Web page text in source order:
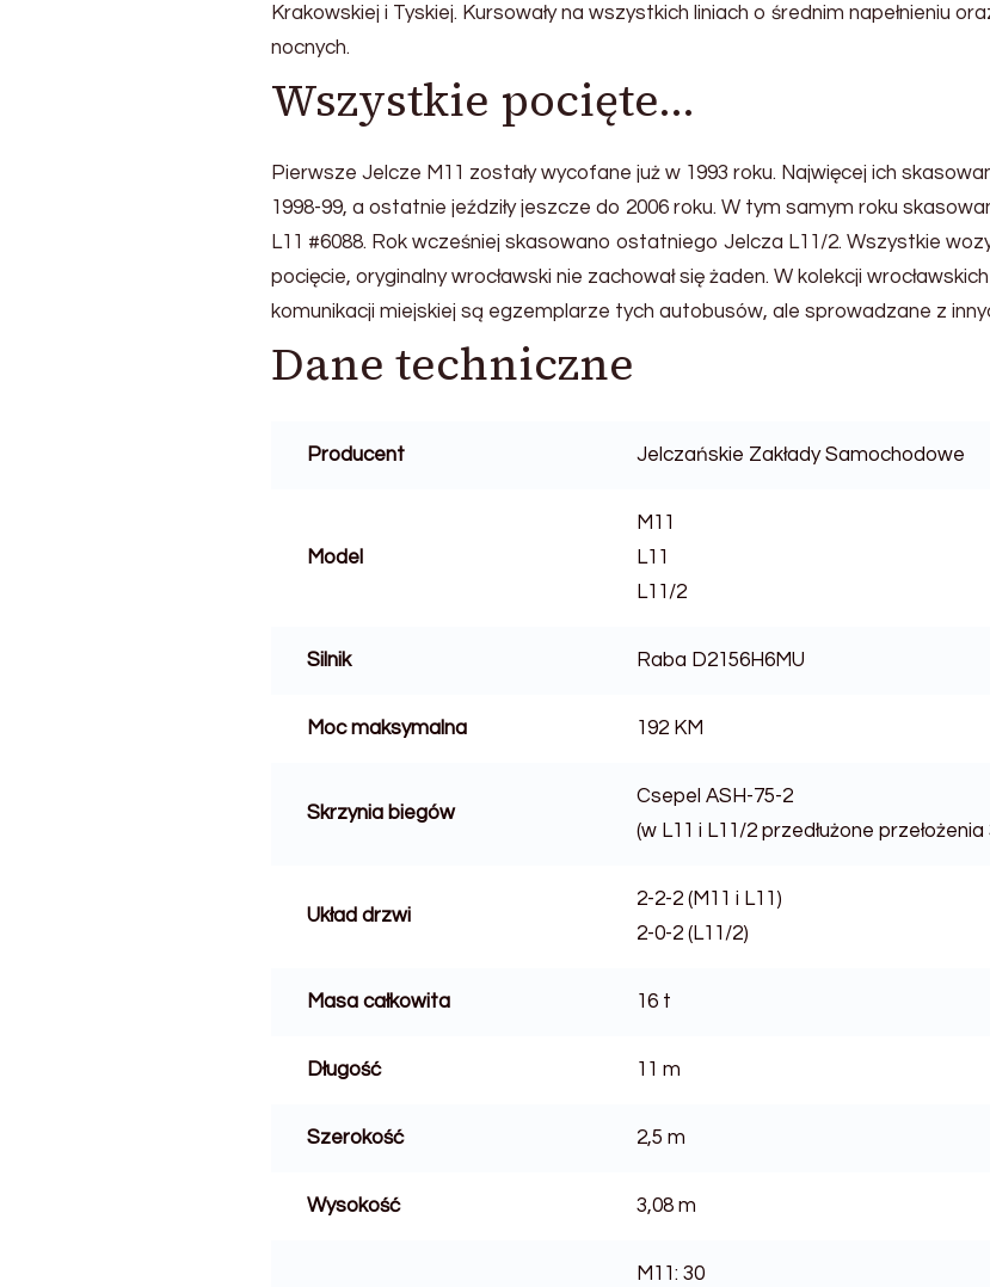
Krakowskiej i Tyskiej. Kursowały na wszystkich liniach o średnim napełnieniu
nocnych.
Wszystkie pocięte…
Pierwsze Jelcze M11 zostały wycofane już w 1993 roku. Najwięcej ich
1998-99, a ostatnie jeździły jeszcze do 2006 roku. W tym samym roku
L11 #6088. Rok wcześniej skasowano ostatniego Jelcza L11/2. Wszystkie
pocięcie, oryginalny wrocławski nie zachował się żaden. W kolekcji
komunikacji miejskiej są egzemplarze tych autobusów, ale sprowadzane z
Dane techniczne
Producent Jelczańskie Zakłady Samochodowe
Model
M11
L11
L11/2
Silnik Raba D2156H6MU
Moc maksymalna 192 KM
Skrzynia biegów
Csepel ASH-75-2
(w L11 i L11/2 przedłużone przełożenia
Układ drzwi
2-2-2 (M11 i L11)
2-0-2 (L11/2)
Masa całkowita 16 t
Długość 11 m
Szerokość 2,5 m
Wysokość 3,08 m
M11: 30